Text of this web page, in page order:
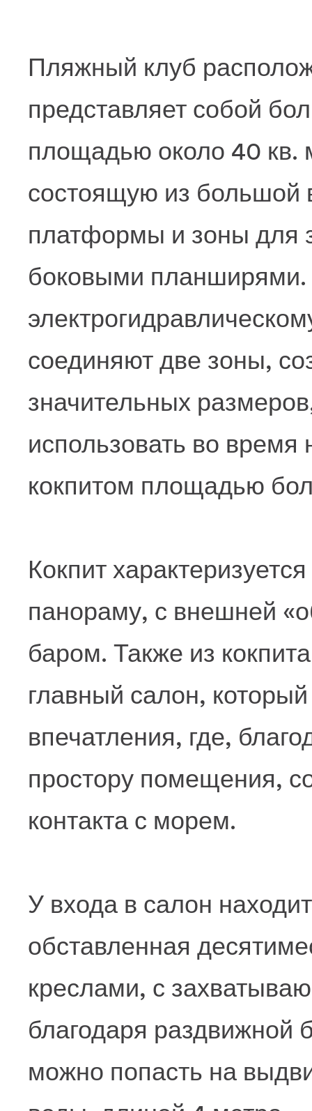
Пляжный клуб
представляет собой
площадью около 40 кв.
состоящую из большой
платформы и зоны для
боковыми планширями.
соединяют две зоны,
значительных
использовать во
кокпитом площадью
Кокпит
панораму, с внешней
баром. Также из
главный салон,
впечатления, где,
простору помещения,
контакта с морем.
У входа в салон
обставленная
креслами, с
благодаря раздвижной
можно попасть на